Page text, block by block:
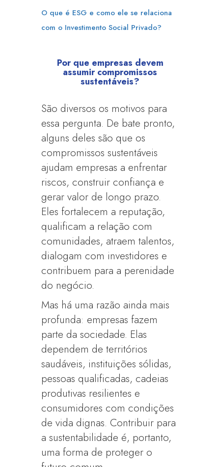
O que é ESG e como ele se relaciona
com o Investimento Social Privado?
Por que empresas devem
assumir compromissos
sustentáveis?
São diversos os motivos para
essa pergunta. De bate pronto,
alguns deles são que os
compromissos sustentáveis
ajudam empresas a enfrentar
riscos, construir confiança e
gerar valor de longo prazo.
Eles fortalecem a reputação,
qualificam a relação com
comunidades, atraem talentos,
dialogam com investidores e
contribuem para a perenidade
do negócio.
Mas há uma razão ainda mais
profunda: empresas fazem
parte da sociedade. Elas
dependem de territórios
saudáveis, instituições sólidas,
pessoas qualificadas, cadeias
produtivas resilientes e
consumidores com condições
de vida dignas. Contribuir para
a sustentabilidade é, portanto,
uma forma de proteger o